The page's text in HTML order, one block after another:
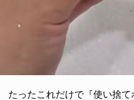
たったこれだけで『使い捨て